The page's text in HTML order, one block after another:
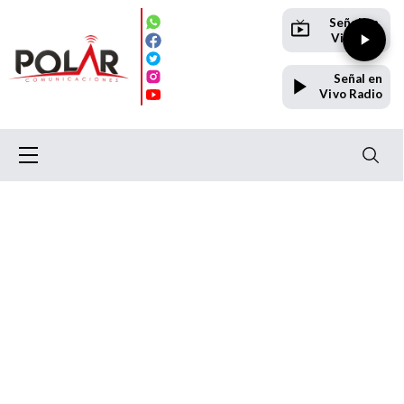
Señal en
Vivo TV
Señal en
Vivo Radio